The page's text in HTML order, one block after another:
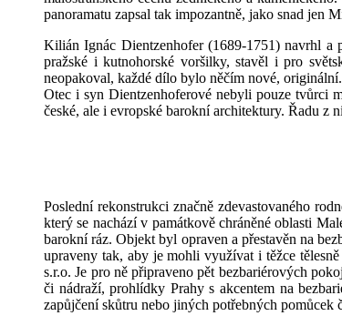
panoramatu zapsal tak impozantně, jako snad jen
Kilián Ignác Dientzenhofer (1689-1751) navrhl a
pražské i kutnohorské voršilky, stavěl i pro
neopakoval, každé dílo bylo něčím nové, originální.
Otec i syn Dientzenhoferové nebyli pouze tvůrci
české, ale i evropské barokní architektury. Řadu z
Poslední rekonstrukci značně zdevastovaného
který se nachází v památkově chráněné oblasti
barokní ráz. Objekt byl opraven a přestavěn na
upraveny tak, aby je mohli využívat i těžce
s.r.o. Je pro ně připraveno pět bezbariérových
či nádraží, prohlídky Prahy s akcentem na
zapůjčení skůtru nebo jiných potřebných